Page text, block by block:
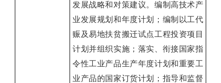
发展战略和对策建议。编制高技术产
业发展规划和年度计划；编制以工代
赈及易地扶贫搬迁试点工程投资项目
计划并组织实施；落实、衔接国家指
令性工业产品生产年度计划和重要工
业产品的国家订货计划；指导和监督